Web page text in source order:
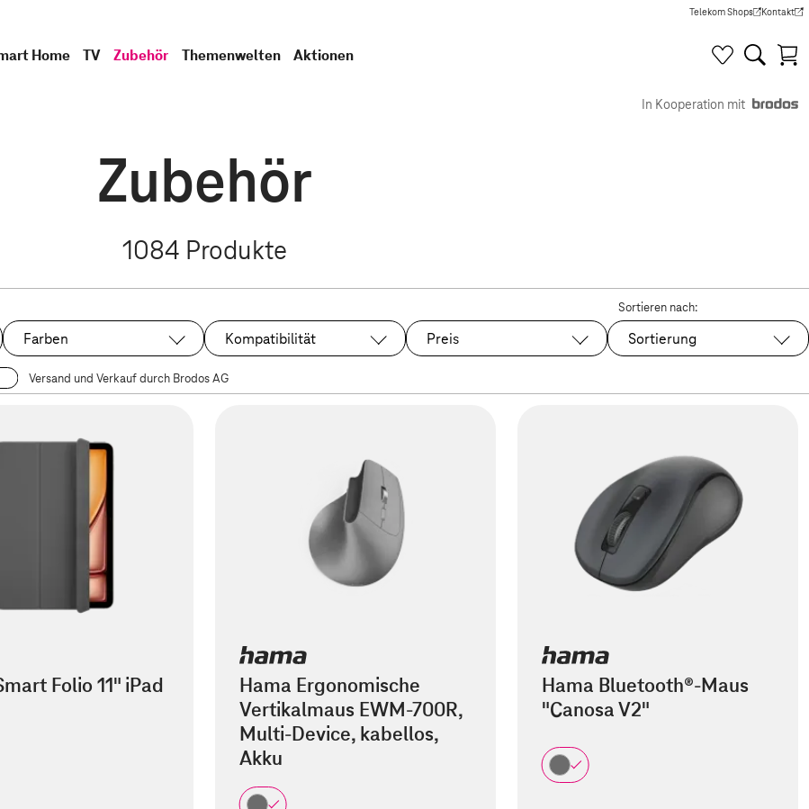
Telekom Shops
(Wird in einem neuen Tab
Kontakt
(Wird in
Home TV Zubehör Themenwelten Aktionen
In Kooperation mit
Zubehör
1084 Produkte
Farben Kompatibilität Preis
Sortieren nach:
Sortierung
Versand und Verkauf durch Brodos AG
Folio 11" iPad
Hama Ergonomische
Vertikalmaus EWM-700R,
Multi-Device, kabellos,
Akku
Hama Bluetooth®-Maus
"Canosa V2"